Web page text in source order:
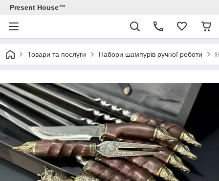
Present House™
Товари та послуги Набори шампурів ручної роботи